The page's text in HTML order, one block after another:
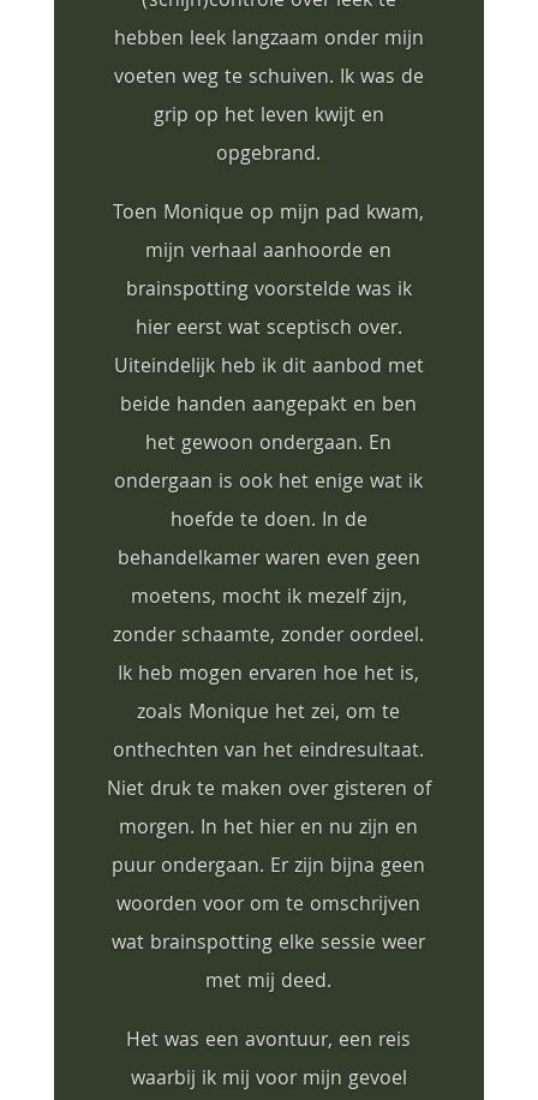
hebben leek langzaam onder mijn
voeten weg te schuiven. Ik was de
grip op het leven kwijt en
opgebrand.
Toen Monique op mijn pad kwam,
mijn verhaal aanhoorde en
brainspotting voorstelde was ik
hier eerst wat sceptisch over.
Uiteindelijk heb ik dit aanbod met
beide handen aangepakt en ben
het gewoon ondergaan. En
ondergaan is ook het enige wat ik
hoefde te doen. In de
behandelkamer waren even geen
moetens, mocht ik mezelf zijn,
zonder schaamte, zonder oordeel.
Ik heb mogen ervaren hoe het is,
zoals Monique het zei, om te
onthechten van het eindresultaat.
Niet druk te maken over gisteren of
morgen. In het hier en nu zijn en
puur ondergaan. Er zijn bijna geen
woorden voor om te omschrijven
wat brainspotting elke sessie weer
met mij deed.
Het was een avontuur, een reis
waarbij ik mij voor mijn gevoel